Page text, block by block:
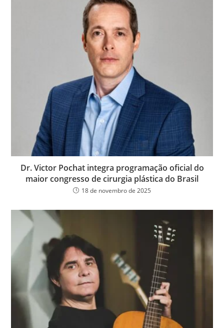
Dr. Victor Pochat integra programação oficial do
maior congresso de cirurgia plástica do Brasil
18 de novembro de 2025